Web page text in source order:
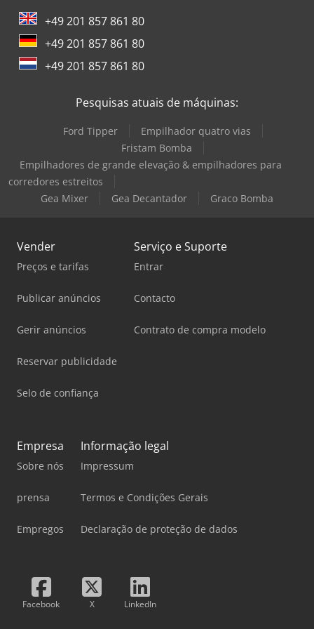
Trane Compressor
Windmöller & Hölscher Máquinas De Sacos
+49 201 857 861 80
+49 201 857 861 80
+49 201 857 861 80
Pesquisas atuais de máquinas:
Ford Tipper
Empilhador quatro vias
Fristam Bomba
Empilhadores de grande elevação & empilhadores para
corredores estreitos
Gea Mixer
Gea Decantador Graco Bomba
Vender
Preços e tarifas
Publicar anúncios
Gerir anúncios
Reservar publicidade
Selo de confiança
Serviço e Suporte
Entrar
Contacto
Contrato de compra modelo
Empresa
Sobre nós
prensa
Empregos
Informação legal
Impressum
Termos e Condições Gerais
Declaração de proteção de dados
Facebook X LinkedIn